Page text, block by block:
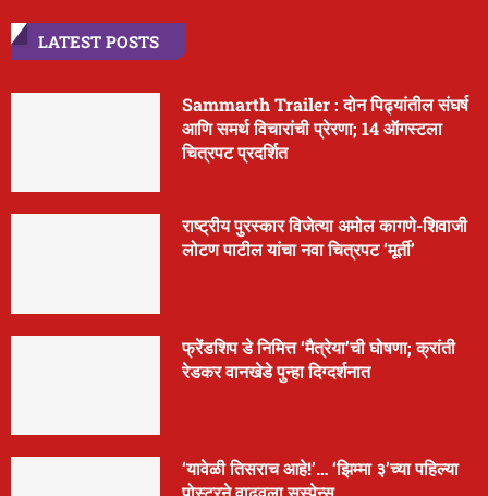
LATEST POSTS
Sammarth Trailer : दोन पिढ्यांतील संघर्ष
आणि समर्थ विचारांची प्रेरणा; 14 ऑगस्टला
चित्रपट प्रदर्शित
राष्ट्रीय पुरस्कार विजेत्या अमोल कागणे-शिवाजी
लोटण पाटील यांचा नवा चित्रपट ‘मूर्ती’
फ्रेंडशिप डे निमित्त ‘मैत्रेया’ची घोषणा; क्रांती
रेडकर वानखेडे पुन्हा दिग्दर्शनात
‘यावेळी तिसराच आहे!’… ‘झिम्मा ३’च्या पहिल्या